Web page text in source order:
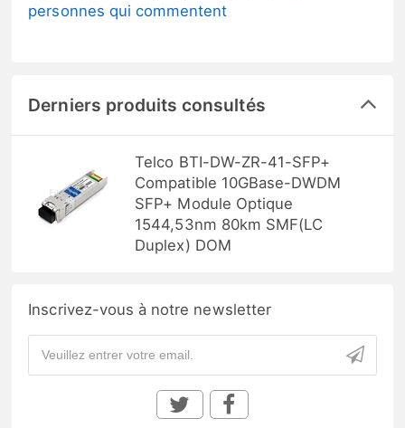
personnes qui commentent
Derniers produits consultés
Telco BTI-DW-ZR-41-SFP+
Compatible 10GBase-DWDM
SFP+ Module Optique
1544,53nm 80km SMF(LC
Duplex) DOM
Inscrivez-vous à notre newsletter